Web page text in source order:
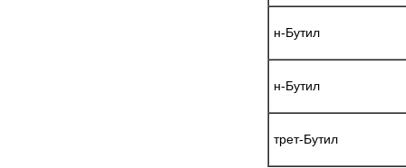
н-Бутил
н-Бутил
трет-Бутил